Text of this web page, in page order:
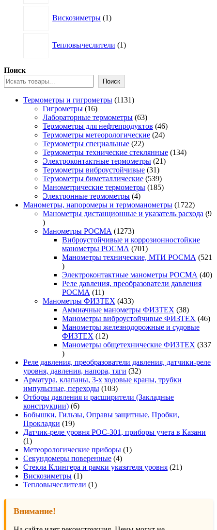
Вискозиметры 1товар
Тепловычеслители 1товар
Поиск
Поиск
Термометры и гигрометры 11311131
Гигрометры 1616
товаров
Лабораторные термометры 6363
товара
Термометры для нефтепродуктов 4646
Термометры метеорологические 2424
Термометры специальные 2222
товара
Термометры технические стеклянные 134134
Электроконтактные термометры 2121
Термометры виброустойчивые 3131
товар
Термометры биметаллические 539539
товаров
Манометрические термометры 185185
Электронные термометры 44
товара
Манометры, напоромеры и термоманометры 17221722
товара
Манометры дистанционные и указатель расхода 9
9
товаров
Манометры РОСМА 12731273
товара
Виброустойчивые и коррозионностойкие
манометры РОСМА
701701
товар
Манометры технические, МТИ РОСМА
521
521
товар
Электроконтактные манометры РОСМА 4040
Реле давления, преобразователи давления
РОСМА
1111
товаров
Манометры ФИЗТЕХ 433433
товара
Аммиачные манометры ФИЗТЕХ 3838
товаров
Манометры виброустойчивые ФИЗТЕХ 4646
Манометры железнодорожные и судовые
ФИЗТЕХ
1212
товаров
Манометры общетехнические ФИЗТЕХ 337
337
товаров
Реле давления, преобразователи давления, датчики-реле
уровня, давления, напора, тяги 3232
товара
Арматура, клапаны, 3-х ходовые краны, трубки
импульсные, переходы 103103
товара
Отборы давления и расширители (Закладные
конструкции) 66
товаров
Бобышки, Гильзы, Оправы защитные, Пробки,
Прокладки
1919
товаров
Датчик-реле уровня РОС-301, приборы учета в Казани
11
товар
Метеорологические приборы 11
Секундомеры поверенные 44
товара
Стекла Клингера и рамки указателя уровня 2121
Вискозиметры 11
товар
Тепловычеслители 11
Внимание!